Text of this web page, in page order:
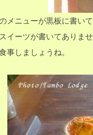
メニューが黒板に書い
イーツが書いてありま
事しましょうね。